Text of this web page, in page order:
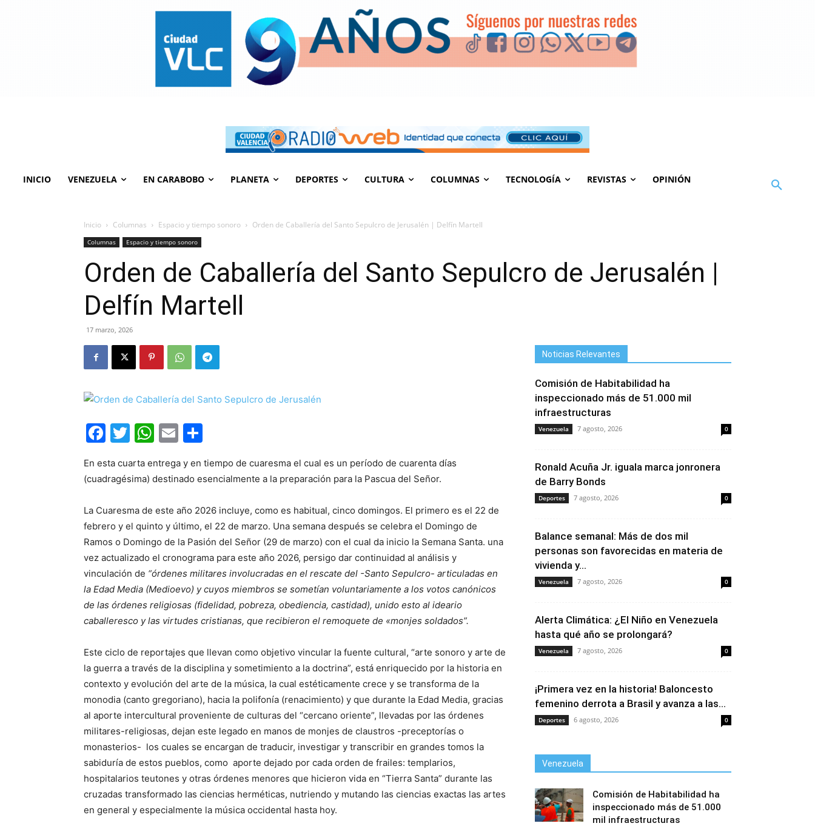
INICIO VENEZUELA EN CARABOBO PLANETA DEPORTES CULTURA COLUMNAS TECNOLOGÍA REVISTAS OPINIÓN
Inicio Columnas Espacio y tiempo sonoro Orden de Caballería del Santo Sepulcro de Jerusalén | Delfín Martell
Columnas Espacio y tiempo sonoro
Orden de Caballería del Santo Sepulcro de Jerusalén |
Delfín Martell
17 marzo, 2026
Facebook
Twitter
WhatsApp
Email
En esta cuarta entrega y en tiempo de cuaresma el cual es un período de cuarenta días
(cuadragésima) destinado esencialmente a la preparación para la Pascua del Señor.
La Cuaresma de este año 2026 incluye, como es habitual, cinco domingos. El primero es el 22 de
febrero y el quinto y último, el 22 de marzo. Una semana después se celebra el Domingo de
Ramos o Domingo de la Pasión del Señor (29 de marzo) con el cual da inicio la Semana Santa. una
vez actualizado el cronograma para este año 2026, persigo dar continuidad al análisis y
vinculación de “órdenes militares involucradas en el rescate del -Santo Sepulcro- articuladas en
la Edad Media (Medioevo) y cuyos miembros se sometían voluntariamente a los votos canónicos
de las órdenes religiosas (fidelidad, pobreza, obediencia, castidad), unido esto al ideario
caballeresco y las virtudes cristianas, que recibieron el remoquete de «monjes soldados”.
Este ciclo de reportajes que llevan como objetivo vincular la fuente cultural, “arte sonoro y arte de
la guerra a través de la disciplina y sometimiento a la doctrina”, está enriquecido por la historia en
contexto y evolución del arte de la música, la cual estéticamente crece y se transforma de la
monodia (canto gregoriano), hacia la polifonía (renacimiento) y que durante la Edad Media, gracias
al aporte intercultural proveniente de culturas del “cercano oriente”, llevadas por las órdenes
militares-religiosas, dejan este legado en manos de monjes de claustros -preceptorías o
monasterios- los cuales se encargan de traducir, investigar y transcribir en grandes tomos la
sabiduría de estos pueblos, como aporte dejado por cada orden de frailes: templarios,
hospitalarios teutones y otras órdenes menores que hicieron vida en “Tierra Santa” durante las
cruzadas transformado las ciencias herméticas, nutriendo y mutando las ciencias exactas las artes
en general y especialmente la música occidental hasta hoy.
Noticias Relevantes
Comisión de Habitabilidad ha
inspeccionado más de 51.000 mil
infraestructuras
Venezuela 7 agosto, 2026 0
Ronald Acuña Jr. iguala marca jonronera
de Barry Bonds
Deportes 7 agosto, 2026 0
Balance semanal: Más de dos mil
personas son favorecidas en materia de
vivienda y...
Venezuela 7 agosto, 2026 0
Alerta Climática: ¿El Niño en Venezuela
hasta qué año se prolongará?
Venezuela 7 agosto, 2026 0
¡Primera vez en la historia! Baloncesto
femenino derrota a Brasil y avanza a las...
Deportes 6 agosto, 2026 0
Venezuela
Comisión de Habitabilidad ha
inspeccionado más de 51.000
mil infraestructuras